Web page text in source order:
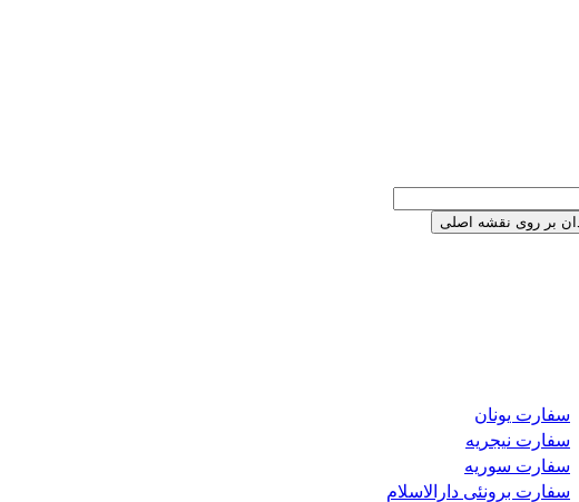
سفارت یونان
سفارت نیجریه
سفارت سوریه
سفارت برونئی دارالاسلام